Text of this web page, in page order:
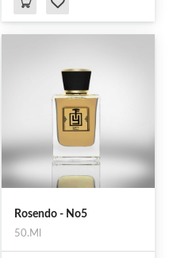
Rosendo - No5
50.Ml